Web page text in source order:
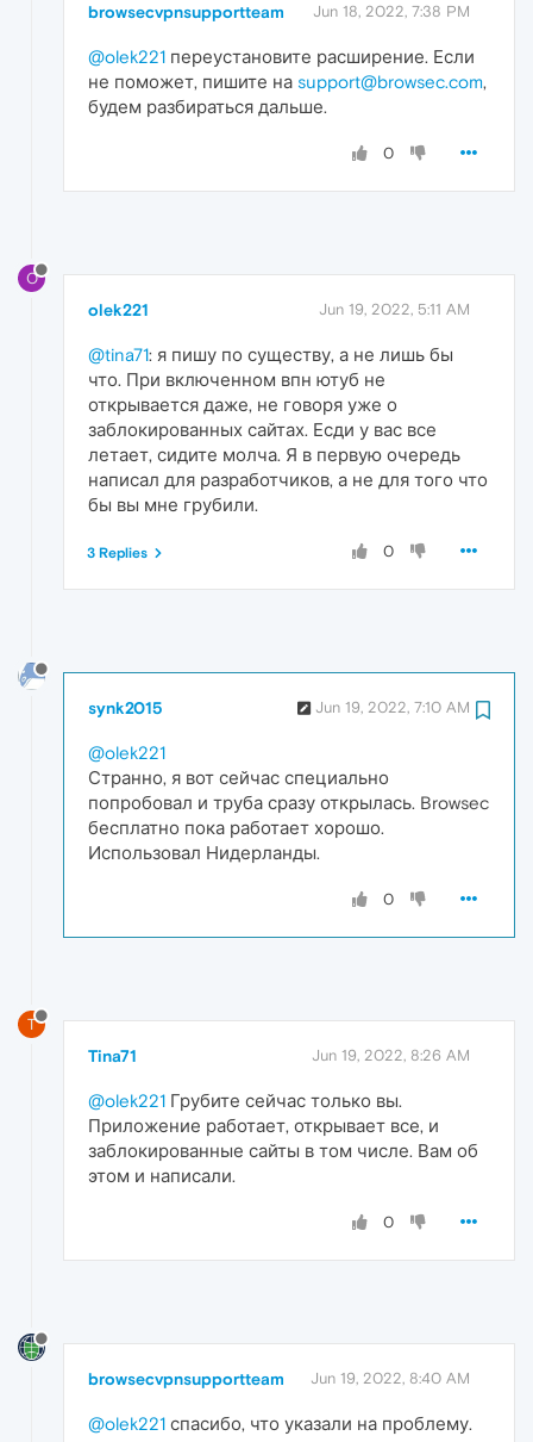
browsecvpnsupportteam Jun 18, 2022, 7:38 PM
@olek221 переустановите расширение. Если
не поможет, пишите на support@browsec.com,
будем разбираться дальше.
0
O
olek221 Jun 19, 2022, 5:11 AM
@tina71: я пишу по существу, а не лишь бы
что. При включенном впн ютуб не
открывается даже, не говоря уже о
заблокированных сайтах. Есди у вас все
летает, сидите молча. Я в первую очередь
написал для разработчиков, а не для того что
бы вы мне грубили.
0
3 Replies
synk2015 Jun 19, 2022, 7:10 AM
@olek221
Странно, я вот сейчас специально
попробовал и труба сразу открылась. Browsec
бесплатно пока работает хорошо.
Использовал Нидерланды.
0
T
Tina71 Jun 19, 2022, 8:26 AM
@olek221 Грубите сейчас только вы.
Приложение работает, открывает все, и
заблокированные сайты в том числе. Вам об
этом и написали.
0
browsecvpnsupportteam Jun 19, 2022, 8:40 AM
@olek221 спасибо, что указали на проблему.